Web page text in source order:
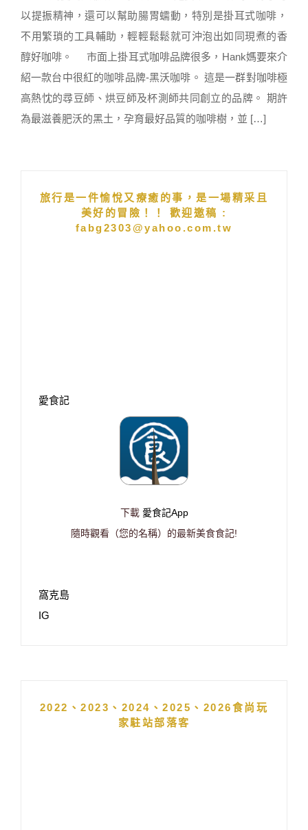
以提振精神，還可以幫助腸胃蠕動，特別是掛耳式咖啡，
不用繁瑣的工具輔助，輕輕鬆鬆就可沖泡出如同現煮的香
醇好咖啡。 市面上掛耳式咖啡品牌很多，Hank媽要來介
紹一款台中很紅的咖啡品牌-黑沃咖啡。 這是一群對咖啡極
高熱忱的尋豆師、烘豆師及杯測師共同創立的品牌。 期許
為最滋養肥沃的黑土，孕育最好品質的咖啡樹，並 […]
旅行是一件愉悅又療癒的事，是一場精采且
美好的冒險！！ 歡迎邀稿 :
fabg2303@yahoo.com.tw
愛食記
下載 愛食記App
隨時觀看（您的名稱）的最新美食食記!
窩克島
IG
2022、2023、2024、2025、2026食尚玩
家駐站部落客